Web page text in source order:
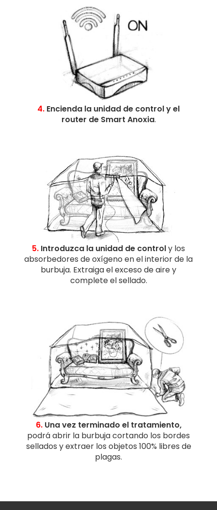
4. Encienda la unidad de control y el
router de Smart Anoxia.
5. Introduzca la unidad de controly los
absorbedores de oxígeno en el interior de la
burbuja. Extraiga el exceso de aire y
complete el sellado.
6. Una vez terminado el tratamiento,
podrá abrir la burbuja cortando los bordes
sellados y extraer los objetos 100% libres de
plagas.